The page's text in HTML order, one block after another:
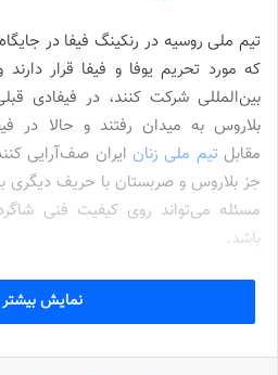
تیم ملی روسیه در رنکینگ فیفا در
که مورد تحریم یوفا و فیفا قرار
بین‌المللی شرکت کنند، در فیفادی
بلاروس به میدان رفتند و حالا در
مقابل تیم ملی زنان ایران صف‌آرایی
جز بلاروس و صربستان با حریف دیگری
مسئله می‌تواند روی کیفیت فنی
باشد.
زمان بازی‌ های دوستانه تیم ملی
نوشته های مشابه
نمایش